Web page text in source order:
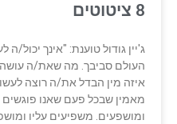
8 ציטוטים
ג'יין גודול טוענת: "אינך יכול/
העולם סביבך. מה שאת/ה
איזה מין הבדל את/ה רוצה
מאמין שבכל פעם שאנו פוגשים
ומושפעים. משפיעים עליו